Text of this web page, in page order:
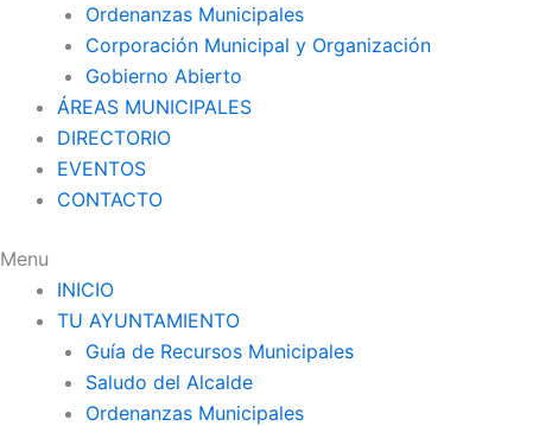
Ordenanzas Municipales
Corporación Municipal y Organización
Gobierno Abierto
ÁREAS MUNICIPALES
DIRECTORIO
EVENTOS
CONTACTO
Menu
INICIO
TU AYUNTAMIENTO
Guía de Recursos Municipales
Saludo del Alcalde
Ordenanzas Municipales